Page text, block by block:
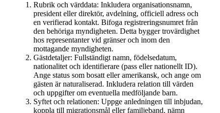
Rubrik och värddata: Inkludera organisationsnamn,
president eller direktör, avdelning, officiell adress och
en verifierad kontakt. Bifoga registreringsnumret från
den behöriga myndigheten. Detta bygger trovärdighet
hos representanter vid gränser och inom den
mottagande myndigheten.
Gästdetaljer: Fullständigt namn, födelsedatum,
nationalitet och identifierare (pass eller nationellt ID).
Ange status som bosatt eller amerikansk, och ange om
gästen är naturaliserad. Inkludera relation till värden
och uppgifter om eventuella medföljande barn.
Syftet och relationen: Uppge anledningen till inbjudan,
koppla till migrationsmål eller familjeband, nämn